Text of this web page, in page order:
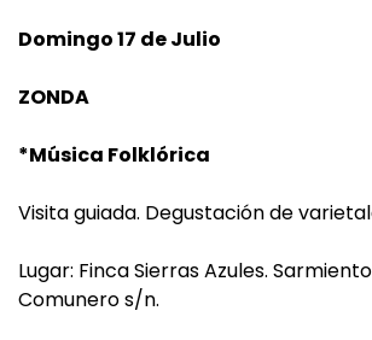
Domingo 17 de Julio
ZONDA
*Música Folklórica
Visita guiada. Degustación de
Lugar: Finca Sierras Azules.
Comunero s/n.